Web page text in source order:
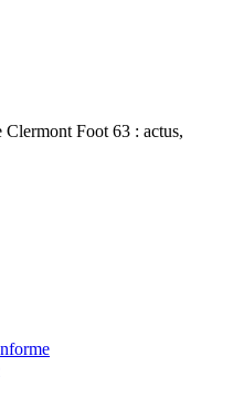
Foot 63 : actus,